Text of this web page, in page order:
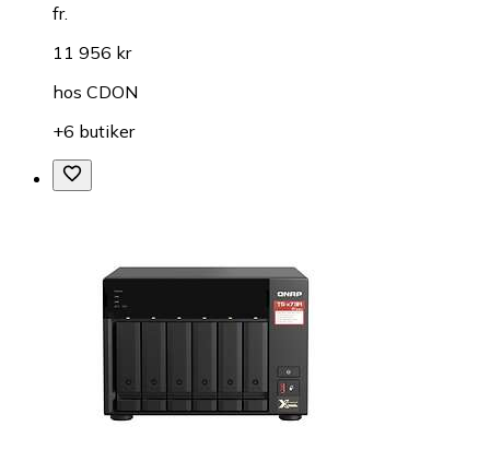
fr.
11 956 kr
hos CDON
+6 butiker